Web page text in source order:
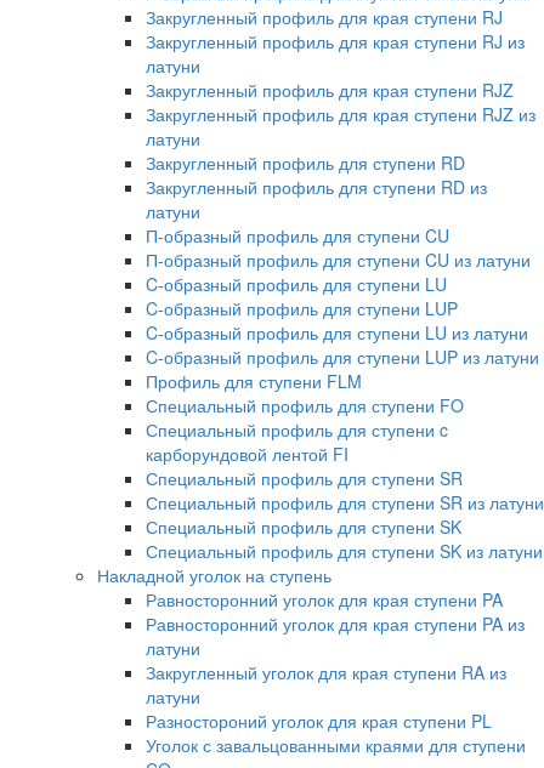
Закругленный профиль для края ступени RJ
Закругленный профиль для края ступени RJ из
латуни
Закругленный профиль для края ступени RJZ
Закругленный профиль для края ступени RJZ из
латуни
Закругленный профиль для ступени RD
Закругленный профиль для ступени RD из
латуни
П-образный профиль для ступени CU
П-образный профиль для ступени CU из латуни
C-образный профиль для ступени LU
C-образный профиль для ступени LUP
C-образный профиль для ступени LU из латуни
C-образный профиль для ступени LUP из латуни
Профиль для ступени FLM
Специальный профиль для ступени FO
Специальный профиль для ступени c
карборундовой лентой FI
Специальный профиль для ступени SR
Специальный профиль для ступени SR из латуни
Специальный профиль для ступени SK
Специальный профиль для ступени SK из латуни
Накладной уголок на ступень
Равносторонний уголок для края ступени PA
Равносторонний уголок для края ступени PA из
латуни
Закругленный уголок для края ступени RA из
латуни
Разностороний уголок для края ступени PL
Уголок с завальцованными краями для ступени